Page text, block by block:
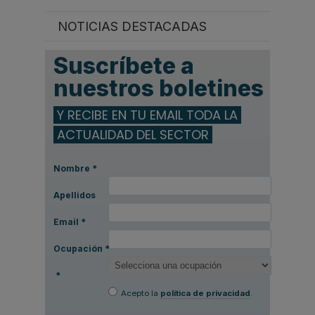
NOTICIAS DESTACADAS
Suscríbete a
nuestros boletines
Y RECIBE EN TU EMAIL TODA LA
ACTUALIDAD DEL SECTOR
Nombre *
Apellidos
Email *
Ocupación *
*
Acepto la política de privacidad.